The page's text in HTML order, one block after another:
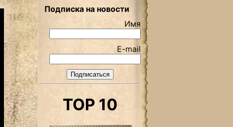
Подписка на новости
Имя
E-mail
TOP 10